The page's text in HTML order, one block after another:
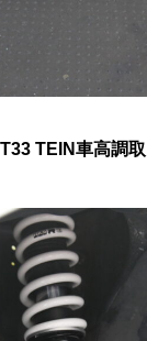
TEIN車高調